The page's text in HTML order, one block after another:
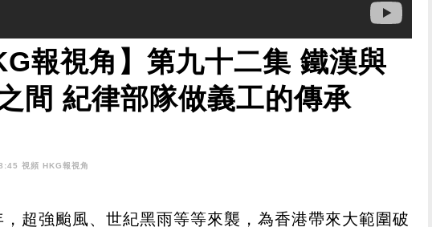
報視角】第九十二集 鐵漢與
間 紀律部隊做義工的傳承
視頻 HKG報視角
，超強颱風、世紀黑雨等等來襲，為香港帶來大範圍破